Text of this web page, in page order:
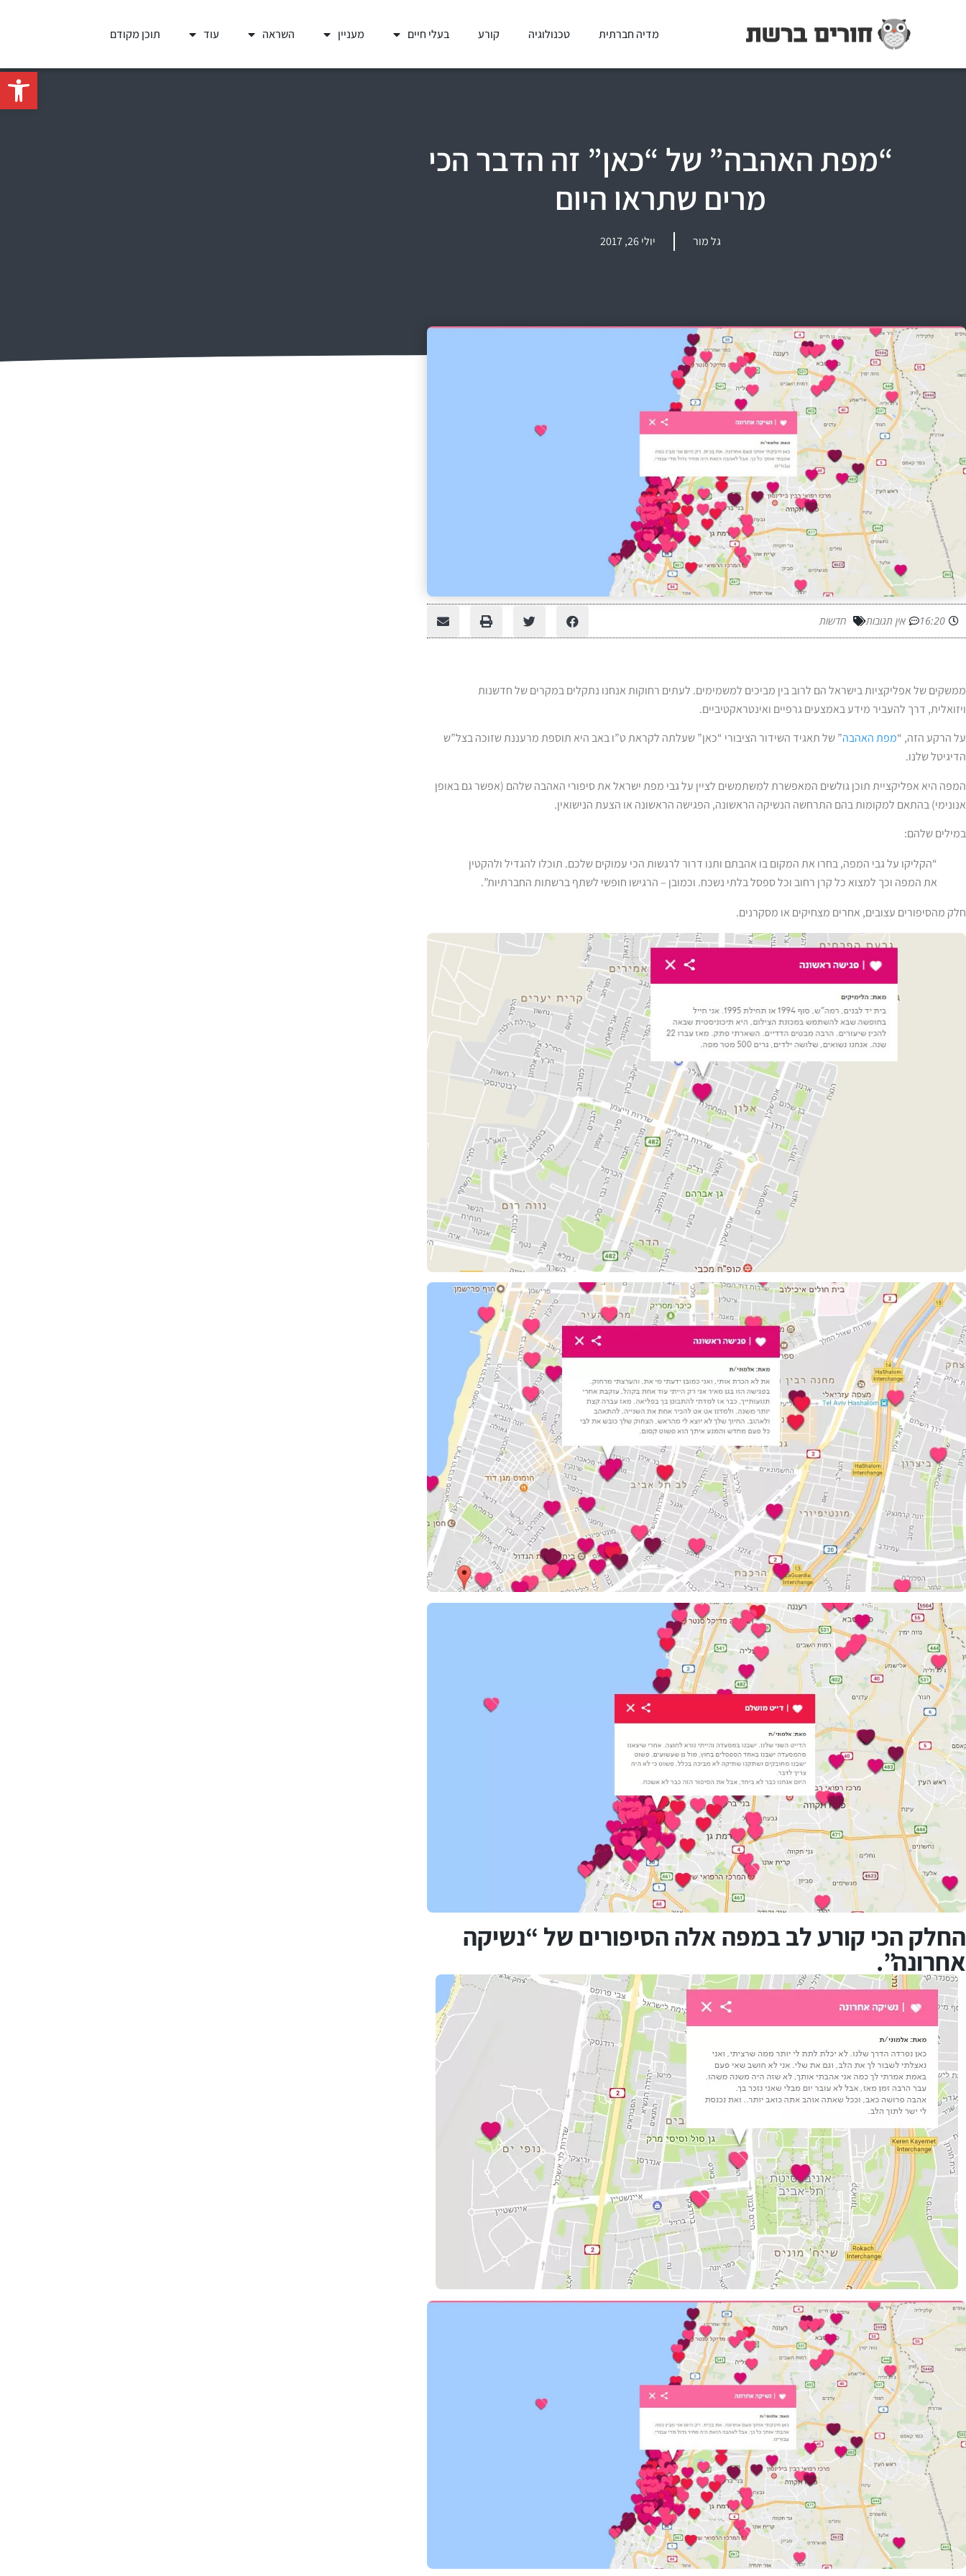
פתח
מדיה חברתית טכנולוגיה קורע בעלי חיים מעניין השראה עוד תוכן מקודם
“מפת האהבה” של “כאן” זה הדבר הכי
מרים שתראו היום
גל מור יולי 26, 2017
16:20 אין תגובות חדשות
ממשקים של אפליקציות בישראל הם לרוב בין מביכים למשמימים. לעתים רחוקות אנחנו נתקלים במקרים של חדשנות
ויזואלית, דרך להעביר מידע באמצעים גרפיים ואינטראקטיביים.
על הרקע הזה, “מפת האהבה” של תאגיד השידור הציבורי “כאן” שעלתה לקראת ט”ו באב היא תוספת מרעננת שזוכה בצל”ש
הדיגיטל שלנו.
המפה היא אפליקציית תוכן גולשים המאפשרת למשתמשים לציין על גבי מפת ישראל את סיפורי האהבה שלהם (אפשר גם באופן
אנונימי) בהתאם למקומות בהם התרחשה הנשיקה הראשונה, הפגישה הראשונה או הצעת הנישואין.
במילים שלהם:
“הקליקו על גבי המפה, בחרו את המקום בו אהבתם ותנו דרור לרגשות הכי עמוקים שלכם. תוכלו להגדיל ולהקטין
את המפה וכך למצוא כל קרן רחוב וכל ספסל בלתי נשכח. וכמובן – הרגישו חופשי לשתף ברשתות החברתיות”.
חלק מהסיפורים עצובים, אחרים מצחיקים או מסקרנים.
החלק הכי קורע לב במפה אלה הסיפורים של “נשיקה
אחרונה”.